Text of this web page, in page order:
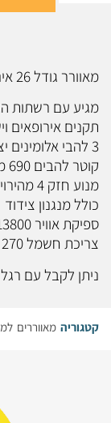
מאוורר גודל 26 אינץ
מגיע עם רשתות
תקנים אירופאים
3 להבי אלומינים יצוקות
קוטר להבים 690 ממ
מנוע חזק 4 מהירויות
כולל מנגנון צידוד
ספיקת אוויר 13800
צריכת חשמל 270 וואט
ניתן לקבל עם
קטגוריה מאווררים